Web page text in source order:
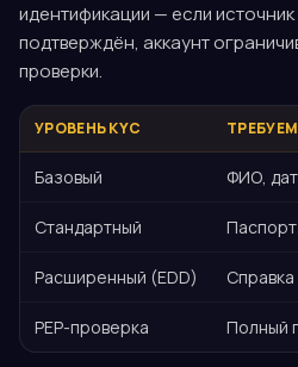
идентификации — если
подтверждён, аккаунт
проверки.
УРОВЕНЬ KYC
Базовый ФИО,
Стандартный
Расширенный (EDD)
PEP-проверка Полный